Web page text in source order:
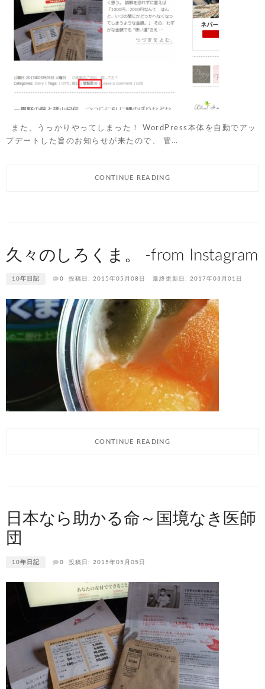
また、うっかりやってしまった！ WordPress本体を自動でアッ
プデートした旨のお知らせが来たので、 管…
CONTINUE READING
久々のしろくま。 -from Instagram
10年日記 0 投稿日: 2015年05月08日 最終更新日: 2017年03月01日
CONTINUE READING
日本なら助かる命～国境なき医師
団
10年日記 0 投稿日: 2015年05月05日